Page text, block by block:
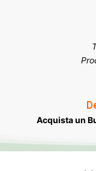
Acquista un